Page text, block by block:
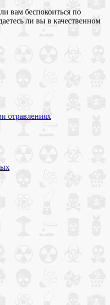
вам беспокоиться по
ли вы в качественном
отравлениях